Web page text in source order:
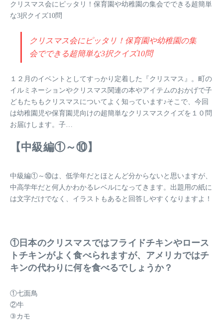
クリスマス会にピッタリ！保育園や幼稚園の集会でできる超簡単
な3択クイズ10問
クリスマス会にピッタリ！保育園や幼稚園の集
会でできる超簡単な3択クイズ10問
１２月のイベントとしてすっかり定着した『クリスマス』。町の
イルミネーションやクリスマス関連の本やアイテムのおかげで子
どもたちもクリスマスについてよく知っています♪そこで、今回
は幼稚園児や保育園児向けの超簡単なクリスマスクイズを１０問
お届けします。子…
【中級編①～⑩】
中級編①～⑩は、低学年だとほとんど分からないと思いますが、
中高学年だと何人かわかるレベルになってきます。出題用の紙に
は文字だけでなく、イラストもあると回答しやすくなりますよ！
①日本のクリスマスではフライドチキンやロース
トチキンがよく食べられますが、アメリカではチ
キンの代わりに何を食べるでしょうか？
①七面鳥
②牛
③カモ